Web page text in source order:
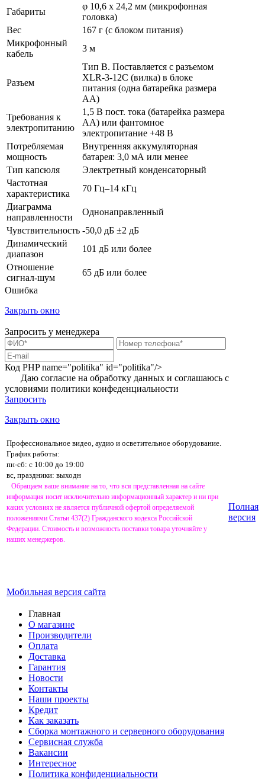
Габариты
φ 10,6 х 24,2 мм (микрофонная
головка)
Вес
167 г (с блоком питания)
Микрофонный
кабель
3 м
Разъем
Тип B. Поставляется с разъемом
XLR-3-12C (вилка) в блоке
питания (одна батарейка размера
AA)
Требования к
электропитанию
1,5 В пост. тока (батарейка размера
AA) или фантомное
электропитание +48 В
Потребляемая
мощность
Внутренняя аккумуляторная
батарея: 3,0 мА или менее
Тип капсюля
Электретный конденсаторный
Частотная
характеристика
70 Гц–14 кГц
Диаграмма
направленности
Однонаправленный
Чувствительность -50,0 дБ ±2 дБ
Динамический
диапазон
101 дБ или более
Отношение
сигнал-шум
65 дБ или более
Ошибка
Закрыть окно
Запросить у менеджера
Код PHPname="politika" id="politika"/>
Даю согласие на обработку данных и соглашаюсь с
условиями политики конфеденциальности
Запросить
Закрыть окно
Профессиональное видео, аудио и осветительное оборудование.
График работы:
пн-сб: с 10:00 до 19:00
вс, праздники: выходн
Обращаем ваше внимание на то, что вся представленная на сайте
информация носит исключительно информационный характер и ни при
каких условиях не является публичной офертой определяемой
положениями Статьи 437(2) Гражданского кодекса Российской
Федерации. Стоимость и возможность поставки товара уточняйте у
наших менеджеров.
Мобильная версия сайта
Полная
версия
Главная
О магазине
Производители
Оплата
Доставка
Гарантия
Новости
Контакты
Наши проекты
Кредит
Как заказать
Сборка монтажного и серверного оборудования
Сервисная служба
Вакансии
Интересное
Политика конфиденциальности